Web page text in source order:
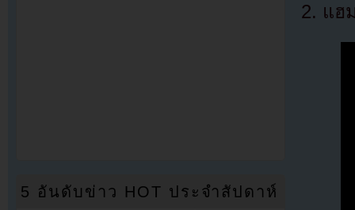
2. แฮ
5 อันดับข่าว HOT ประจำสัปดาห์